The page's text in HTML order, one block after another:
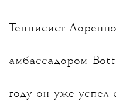
Теннисист
амбассадором
году он уже успел